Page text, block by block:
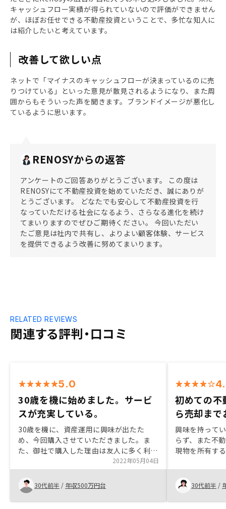
キャッシュフロー実績が得られていないので評価ができません
が、ほぼお任せできる不動産投資ということで、多忙な知人に
は紹介したいと考えています。
改善して欲しい点
ネットで「マイナスのキャッシュフローが決まっているのに売
りつけている」といった意見が散見されるようになり、また周
囲からもそういった声を聞きます。ブランドイメージが悪化し
ているように思います。
RENOSYからの返答
アンケートのご回答ありがとうございます。 この度は
RENOSYにて不動産投資を始めていただき、誠にありが
とうございます。 どなたでも安心して不動産投資を行
なっていただける社会になるよう、さらなる進化を続け
てまいりますのでぜひご期待ください。 今回いただい
たご意見は社内で共有し、よりよい顧客体験、サービス
を提供できるよう改善に努めてまいります。
関連する評判・口コミ
RELATED REVIEWS
5.0
30歳を機に始めました。サービ
スが充実している。
30歳を機に、資産運用に興味が出たた
め、今回購入させていただきました。ま
た、御社で購入した理由は友人に多く利用
してる人がいて、信頼ができたため。GA
テクノロジーの手数料も安いため、始めや
すかったためです。
2022年05月04日
30代前半 / 年収500万円台
初めての不
ら売却ま
興味を持って
らず、また不
現物を所有す
税などランニ
メリットが先
した。 リノシーではそれらの管理を全て
引き受けてく
30代前半 /